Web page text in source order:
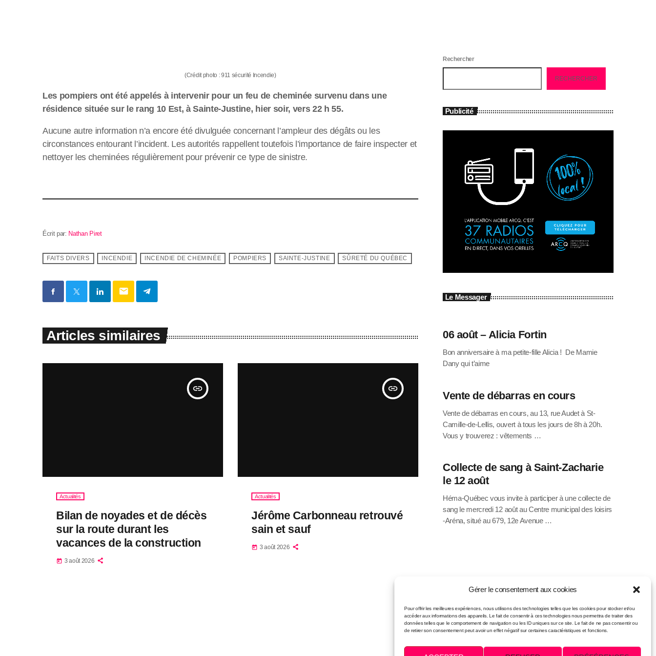
Gérer le consentement aux cookies
Pour offrir les meilleures expériences, nous utilisons des technologies telles que les cookies pour stocker et/ou
accéder aux informations des appareils. Le fait de consentir à ces technologies nous permettra de traiter des
données telles que le comportement de navigation ou les ID uniques sur ce site. Le fait de ne pas consentir ou
de retirer son consentement peut avoir un effet négatif sur certaines caractéristiques et fonctions.
(Crédit photo : 911 sécurité Incendie)
Les pompiers ont été appelés à intervenir pour un feu de cheminée survenu dans une
résidence située sur le rang 10 Est, à Sainte-Justine, hier soir, vers 22 h 55.
Aucune autre information n’a encore été divulguée concernant l’ampleur des dégâts ou les
circonstances entourant l’incident. Les autorités rappellent toutefois l’importance de faire inspecter et
nettoyer les cheminées régulièrement pour prévenir ce type de sinistre.
Écrit par: Nathan Piret
FAITS DIVERS INCENDIE INCENDIE DE CHEMINÉE POMPIERS SAINTE-JUSTINE SÛRETÉ DU QUÉBEC
email
Articles similaires
insert_link
Actualités
Bilan de noyades et de décès
sur la route durant les
vacances de la construction
today 3 août 2026
insert_link
Actualités
Jérôme Carbonneau retrouvé
sain et sauf
today 3 août 2026
Rechercher
RECHERCHER
Publicité
Le Messager
06 août – Alicia Fortin
Bon anniversaire à ma petite-fille Alicia ! De Mamie
Dany qui t’aime
Vente de débarras en cours
Vente de débarras en cours, au 13, rue Audet à St-
Camille-de-Lellis, ouvert à tous les jours de 8h à 20h.
Vous y trouverez : vêtements …
Collecte de sang à Saint-Zacharie
le 12 août
Héma-Québec vous invite à participer à une collecte de
sang le mercredi 12 août au Centre municipal des loisirs
-Aréna, situé au 679, 12e Avenue …